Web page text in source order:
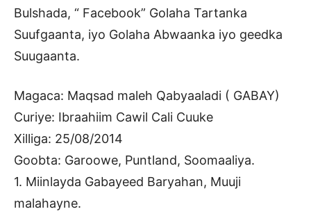
Bulshada, “ Facebook” Golaha Tartanka
Suufgaanta, iyo Golaha Abwaanka iyo geedka
Suugaanta.
Magaca: Maqsad maleh Qabyaaladi ( GABAY)
Curiye: Ibraahiim Cawil Cali Cuuke
Xilliga: 25/08/2014
Goobta: Garoowe, Puntland, Soomaaliya.
1. Miinlayda Gabayeed Baryahan, Muuji
malahayne.